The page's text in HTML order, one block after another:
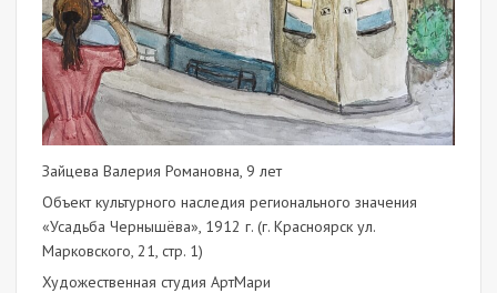
Зайцева Валерия Романовна, 9 лет
Объект культурного наследия регионального значения
«Усадьба Чернышёва», 1912 г. (г. Красноярск ул.
Марковского, 21, стр. 1)
Художественная студия АртМари